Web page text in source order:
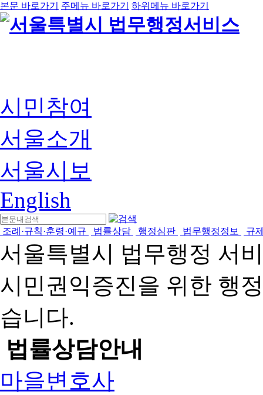
본문 바로가기 주메뉴 바로가기 하위메뉴 바로가기
시민참여
서울소개
서울시보
English
조례·규칙·훈령·예규 법률상담 행정심판 법무행정정보 규
서울특별시 법무행정 서
시민권익증진을 위한 행
습니다.
법률상담안내
마을변호사